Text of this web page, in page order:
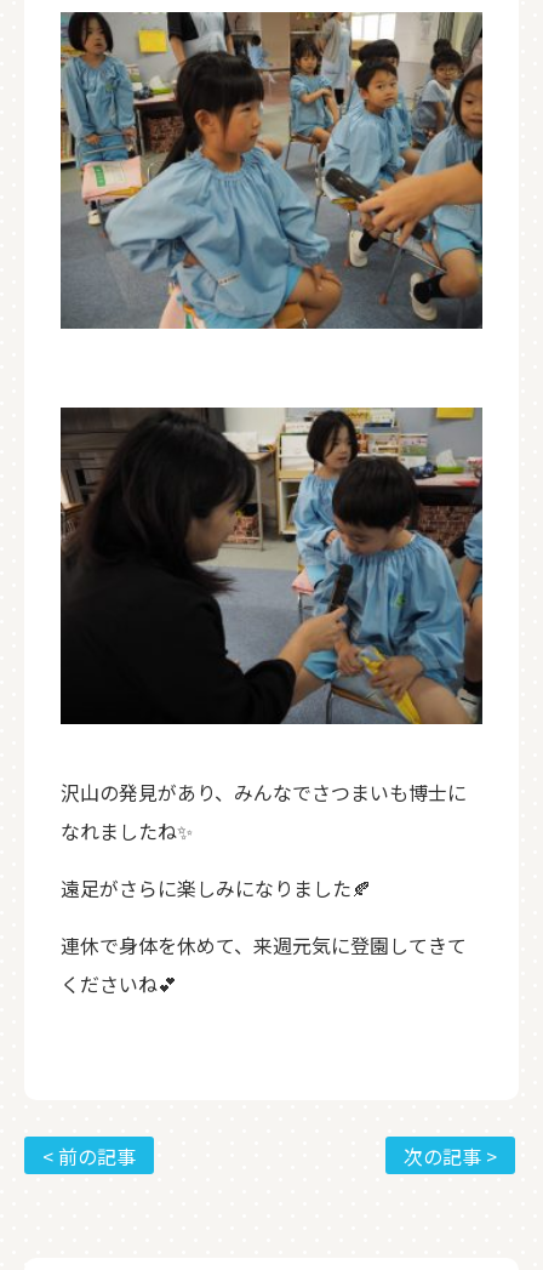
沢山の発見があり、みんなでさつまいも博士に
なれましたね✨
遠足がさらに楽しみになりました🍂
連休で身体を休めて、来週元気に登園してきて
くださいね💕
< 前の記事 次の記事 >